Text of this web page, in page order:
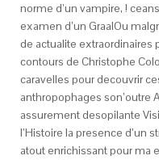
norme d’un vampire, !
examen d’un GraalOu
de actualite extraordinaires
contours de Christophe
caravelles pour decouvrir
anthropophages son’outre
assurement desopilante
l’Histoire la presence d’un
atout enrichissant pour ma